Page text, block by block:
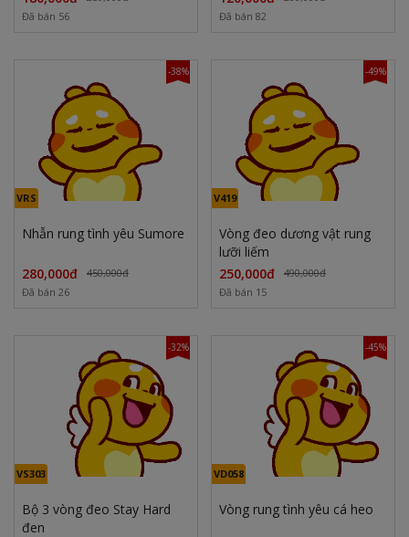
Đã bán 56
Đã bán 82
-38%
VRS
Nhẫn rung tình yêu Sumore
280,000đ
450,000đ
Đã bán 26
-49%
V419
Vòng đeo dương vật rung
lưỡi liếm
250,000đ
490,000đ
Đã bán 15
-32%
VS303
Bộ 3 vòng đeo Stay Hard
đen
-45%
VD058
Vòng rung tình yêu cá heo